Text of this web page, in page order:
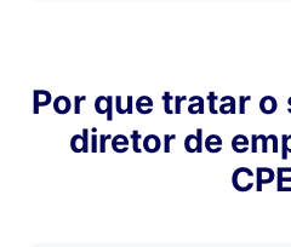
Por que tratar
diretor de